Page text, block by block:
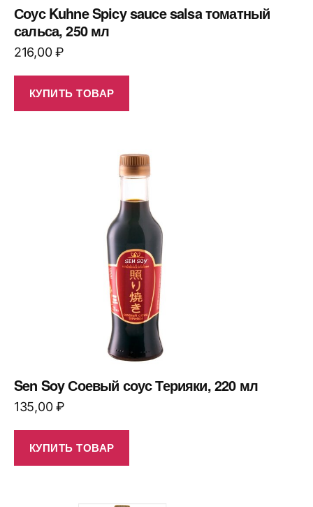
Соус Kuhne Spicy sauce salsa томатный
сальса, 250 мл
216,00₽
КУПИТЬ ТОВАР
Sen Soy Соевый соус Терияки, 220 мл
135,00₽
КУПИТЬ ТОВАР